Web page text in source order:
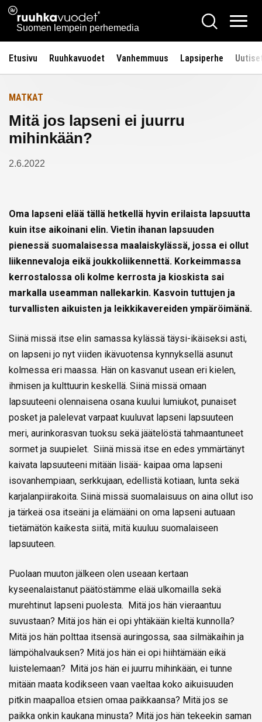
Siirry
sisältöön
Ruuhkavuodet.fi
Suomen lempein perhemedia
Hae
Etusivu Ruuhkavuodet Vanhemmuus Lapsiperhe
Etusivulle
MATKAT
Mitä jos lapseni ei juurru
mihinkään?
2.6.2022
Oma lapseni elää tällä hetkellä hyvin erilaista lapsuutta
kuin itse aikoinani elin. Vietin ihanan lapsuuden
pienessä suomalaisessa maalaiskylässä, jossa ei ollut
liikennevaloja eikä joukkoliikennettä. Korkeimmassa
kerrostalossa oli kolme kerrosta ja kioskista sai
markalla useamman nallekarkin. Kasvoin tuttujen ja
turvallisten aikuisten ja leikkikavereiden ympäröimänä.
Siinä missä itse elin samassa kylässä täysi-ikäiseksi asti,
on lapseni jo nyt viiden ikävuotensa kynnyksellä asunut
kolmessa eri maassa. Hän on kasvanut usean eri kielen,
ihmisen ja kulttuurin keskellä. Siinä missä omaan
lapsuuteeni olennaisena osana kuului lumiukot, punaiset
posket ja palelevat varpaat kuuluvat lapseni lapsuuteen
meri, aurinkorasvan tuoksu sekä jäätelöstä tahmaantuneet
sormet ja suupielet. Siinä missä itse en edes ymmärtänyt
kaivata lapsuuteeni mitään lisää- kaipaa oma lapseni
isovanhempiaan, serkkujaan, edellistä kotiaan, lunta sekä
karjalanpiirakoita. Siinä missä suomalaisuus on aina ollut iso
ja tärkeä osa itseäni ja elämääni on oma lapseni autuaan
tietämätön kaikesta siitä, mitä kuuluu suomalaiseen
lapsuuteen.
Puolaan muuton jälkeen olen useaan kertaan
kyseenalaistanut päätöstämme elää ulkomailla sekä
murehtinut lapseni puolesta. Mitä jos hän vieraantuu
suvustaan? Mitä jos hän ei opi yhtäkään kieltä kunnolla?
Mitä jos hän polttaa itsensä auringossa, saa silmäkaihin ja
lämpöhalvauksen? Mitä jos hän ei opi hiihtämään eikä
luistelemaan? Mitä jos hän ei juurru mihinkään, ei tunne
mitään maata kodikseen vaan vaeltaa koko aikuisuuden
pitkin maapalloa etsien omaa paikkaansa? Mitä jos se
paikka onkin kaukana minusta? Mitä jos hän tekeekin saman